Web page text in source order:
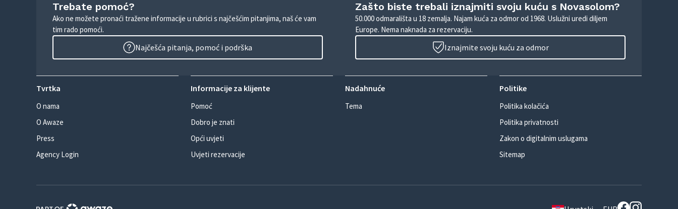
Trebate pomoć?
Ako ne možete pronaći tražene informacije u rubrici s najčešćim pitanjima, naš će vam
tim rado pomoći.
Najčešća pitanja, pomoć i podrška
Zašto biste trebali iznajmiti svoju kuću s Novasolom?
50.000 odmarališta u 18 zemalja. Najam kuća za odmor od 1968. Uslužni uredi diljem
Europe. Nema naknada za rezervaciju.
Iznajmite svoju kuću za odmor
Tvrtka
O nama
O Awaze
Press
Agency Login
Informacije za klijente
Pomoć
Dobro je znati
Opći uvjeti
Uvjeti rezervacije
Nadahnuće
Tema
Politike
Politika kolačića
Politika privatnosti
Zakon o digitalnim uslugama
Sitemap